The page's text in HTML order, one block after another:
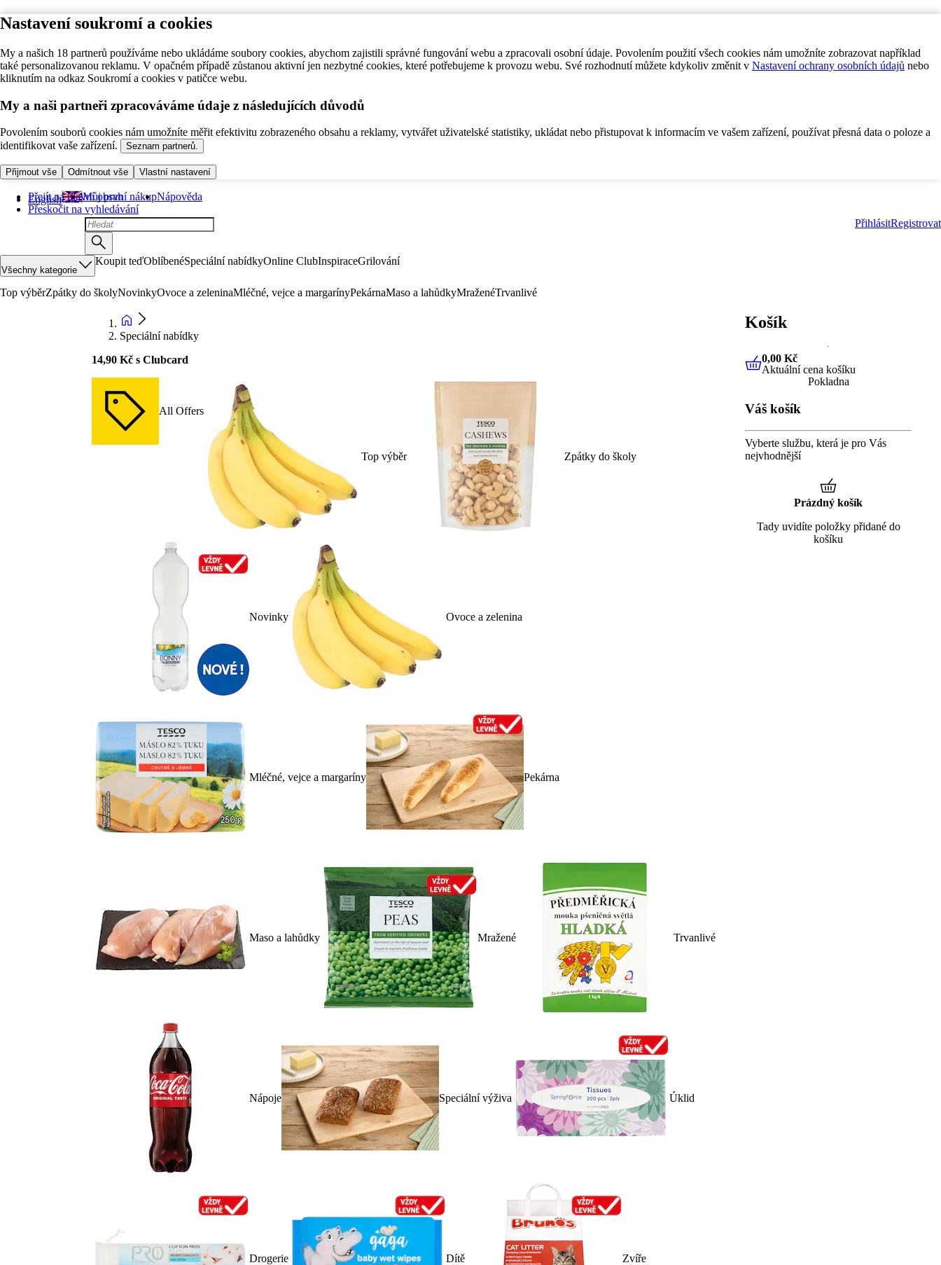
Nastavení soukromí a cookies
My a našich 18 partnerů používáme nebo ukládáme soubory cookies, abychom zajistili správné fungování webu a zpracovali osobní údaje. Povolením použití všech cookies nám umožníte zobrazovat například
také personalizovanou reklamu. V opačném případě zůstanou aktivní jen nezbytné cookies, které potřebujeme k provozu webu. Své rozhodnutí můžete kdykoliv změnit v Nastavení ochrany osobních údajů nebo
kliknutím na odkaz Soukromí a cookies v patičce webu.
My a naši partneři zpracováváme údaje z následujících důvodů
Povolením souborů cookies nám umožníte měřit efektivitu zobrazeného obsahu a reklamy, vytvářet uživatelské statistiky, ukládat nebo přistupovat k informacím ve vašem zařízení, používat přesná data o poloze a
identifikovat vaše zařízení.
Seznam partnerů.
Přijmout vše Odmítnout vše Vlastní nastavení
Přejít na hlavní obsah
Přeskočit na vyhledávání
English Můj první nákupNápověda
PřihlásitRegistrovat
Všechny kategorie
Koupit teďOblíbenéSpeciální nabídkyOnline ClubInspiraceGrilování
Top výběrZpátky do školyNovinkyOvoce a zeleninaMléčné, vejce a margarínyPekárnaMaso a lahůdkyMraženéTrvanlivé
Speciální nabídky
14,90 Kč s Clubcard
All Offers
Top výběr Zpátky do školy
Novinky Ovoce a zelenina
Mléčné, vejce a margaríny Pekárna
Maso a lahůdky Mražené Trvanlivé
Nápoje Speciální výživa Úklid
Drogerie Dítě Zvíře
Košík
0,00 KčAktuální cena košíku
0,00 Kč
Aktuální cena košíku
Pokladna
Váš košík
Vyberte službu, která je pro Vás
nejvhodnější
Prázdný košík
Tady uvidíte položky přidané do
košíku